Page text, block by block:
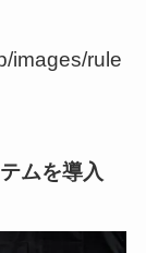
images/rule
ムを導入